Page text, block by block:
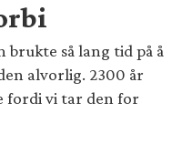
brukte så lang tid på å
alvorlig. 2300 år
fordi vi tar den for